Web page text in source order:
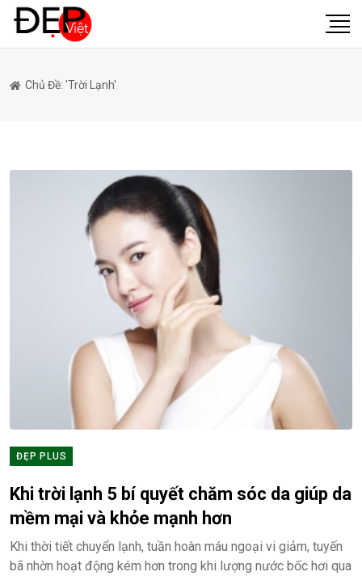
Chủ Đề: 'trời Lạnh'
ĐẸP PLUS
Khi trời lạnh 5 bí quyết chăm sóc da giúp da
mềm mại và khỏe mạnh hơn
Khi thời tiết chuyển lạnh, tuần hoàn máu ngoại vi giảm, tuyến
bã nhờn hoạt động kém hơn trong khi lượng nước bốc hơi qua